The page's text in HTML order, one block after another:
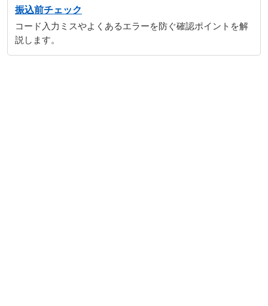
振込前チェック
コード入力ミスやよくあるエラーを防ぐ確認ポイントを解
説します。